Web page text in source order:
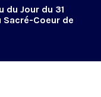
du Jour du 31
Coeur de